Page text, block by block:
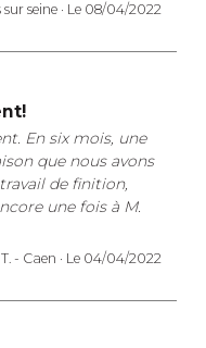
seine · Le 08/04/2022
En six mois, une
que nous avons
de finition,
une fois à M.
- Caen · Le 04/04/2022